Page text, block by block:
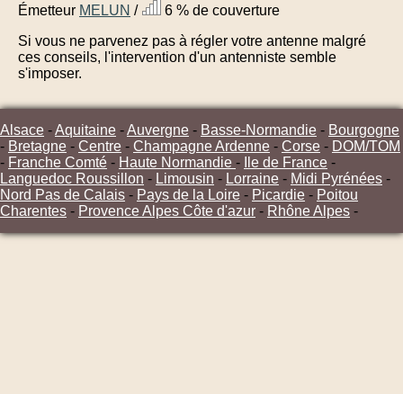
Émetteur MELUN /
6 % de couverture
Si vous ne parvenez pas à régler votre antenne malgré
ces conseils, l'intervention d'un antenniste semble
s'imposer.
Alsace -Aquitaine -Auvergne - Basse-Normandie - Bourgogne
- Bretagne - Centre - Champagne Ardenne - Corse - DOM/TOM
- Franche Comté - Haute Normandie - Ile de France -
Languedoc Roussillon - Limousin - Lorraine - Midi Pyrénées -
Nord Pas de Calais - Pays de la Loire - Picardie - Poitou
Charentes - Provence Alpes Côte d'azur - Rhône Alpes -